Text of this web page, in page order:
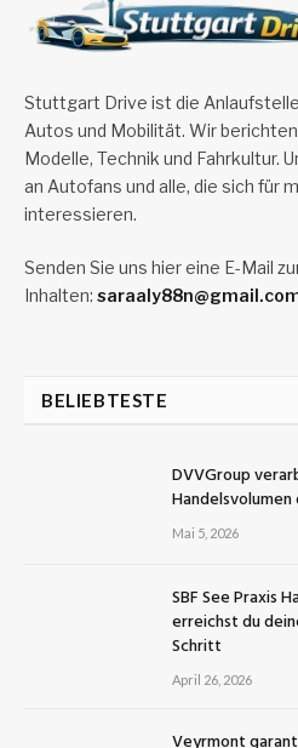
Stuttgart Drive ist die
Autos und Mobilität. Wir
Modelle, Technik und Fahrkultur.
an Autofans und alle, die sich für
interessieren.
Senden Sie uns hier eine E-Mail
Inhalten:
BELIEBTESTE
DVVGroup
Mai 5, 2026
SBF See Praxis
erreichst du
Schritt
April 26, 2026